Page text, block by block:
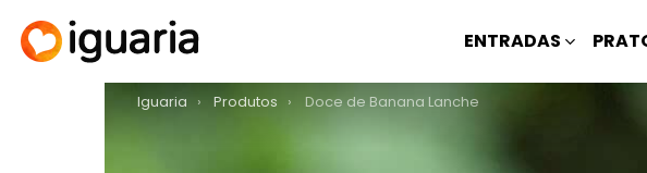
ENTRADAS
You are here:
Iguaria Produtos Doce de Banana Lanche